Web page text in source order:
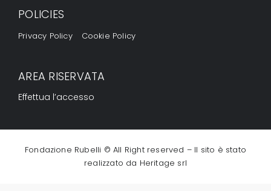
POLICIES
Privacy Policy Cookie Policy
AREA RISERVATA
Effettua l’accesso
Fondazione Rubelli © All Right reserved – Il sito è stato
realizzato da Heritage srl